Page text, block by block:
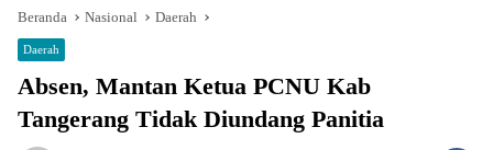
Beranda Nasional Daerah
Daerah
Absen, Mantan Ketua PCNU Kab
Tangerang Tidak Diundang Panitia